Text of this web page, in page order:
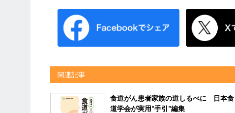
関連記事
食道がん患者家族の道しるべに 日本食
道学会が実用“手引”編集